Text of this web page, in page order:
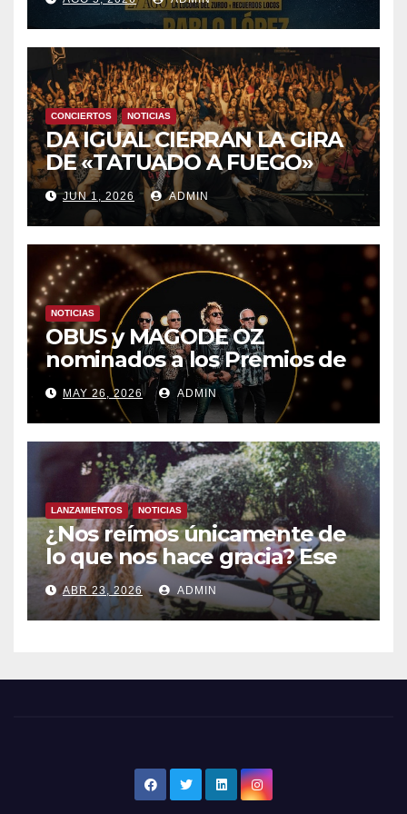
8 CON OBK Y LA GUARDIA
CONCIERTOS NOTICIAS
DA IGUAL CIERRAN LA GIRA
DE «TATUADO A FUEGO»
CON UN LLENO EN LA SALA
DEL MOVISTAR ARENA DE
MADRID
JUN 1, 2026 ADMIN
NOTICIAS
OBUS y MAGODE OZ
nominados a los Premios de
la Academia de la Música de
España- Esta noche en La 2
MAY 26, 2026 ADMIN
LANZAMIENTOS NOTICIAS
¿Nos reímos únicamente de
lo que nos hace gracia? Ese
chiste ya me lo has contado,
el nuevo single de JUAN
ANSELMO
ABR 23, 2026 ADMIN